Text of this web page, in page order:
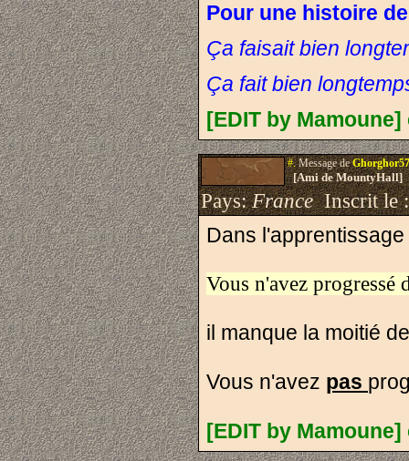
Pour une histoire
Ça faisait bien
Ça fait bien
[EDIT by
#.Message de
[Ami de MountyHall]
Pays:FranceInscrit le
Dans
Vous n'avez progressé
il manque la moitié
Vous n'avez pas
[EDIT by